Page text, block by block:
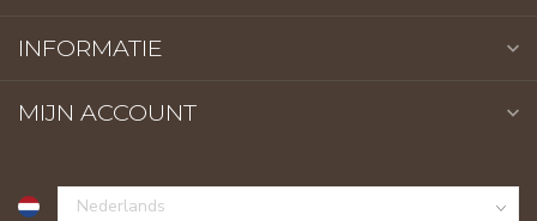
INFORMATIE
MIJN ACCOUNT